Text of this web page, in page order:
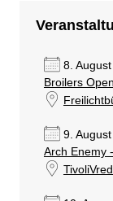
8.
Broilers
9.
Arch Enemy